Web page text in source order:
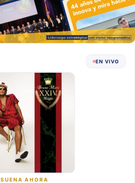
EN VIVO
SUENA AHORA